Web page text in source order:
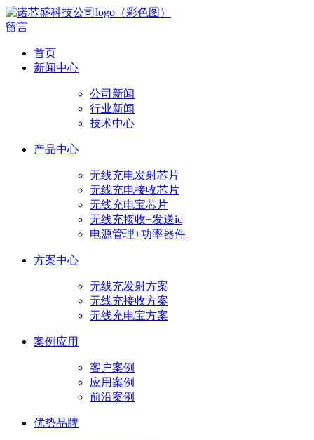
留言
首页
新闻中心
公司新闻
行业新闻
技术中心
产品中心
无线充电发射芯片
无线充电接收芯片
无线充电宝芯片
无线充接收+发送ic
电源管理+功率器件
方案中心
无线充发射方案
无线充接收方案
无线充电宝方案
案例应用
客户案例
应用案例
前沿案例
优势品牌